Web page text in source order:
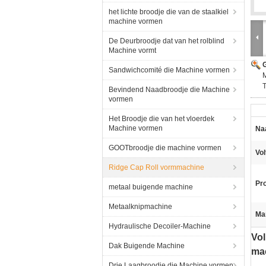
het lichte broodje die van de staalkiel
machine vormen
De Deurbroodje dat van het rolblind
Machine vormt
Sandwichcomité die Machine vormen
Bevindend Naadbroodje die Machine
vormen
Het Broodje die van het vloerdek
Machine vormen
GOOTbroodje die machine vormen
Ridge Cap Roll vormmachine
metaal buigende machine
Metaalknipmachine
Hydraulische Decoiler-Machine
Dak Buigende Machine